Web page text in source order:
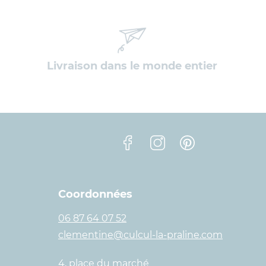
Livraison dans le monde entier
Coordonnées
06 87 64 07 52
clementine@culcul-la-praline.com
4, place du marché
FacebookInstagramPinterest